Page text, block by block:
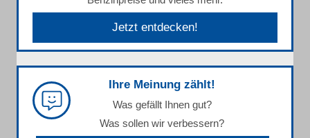
Jetzt entdecken!
Ihre Meinung zählt!
Was gefällt Ihnen gut?
Was sollen wir verbessern?